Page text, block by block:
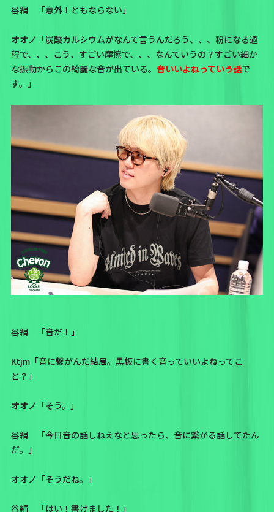
谷絹 「意外！ともならない」
オオノ「炭酸カルシウムがなんて言うんだろう、、、粉になる過
程で、、、こう、すごい摩擦で、、、なんていうの？すごい細か
な振動からこの綺麗な音が出ている。 音いいよねっていう話で
す。」
谷絹 「音だ！」
Ktjm「音に繋がんだ結局。黒板に書く音っていいよねってこ
と？」
オオノ「そう。」
谷絹 「今日音の話しねえなと思ったら、音に繋がる話してたん
だ。」
オオノ「そうだね。」
谷絹 「はい！書けました！」